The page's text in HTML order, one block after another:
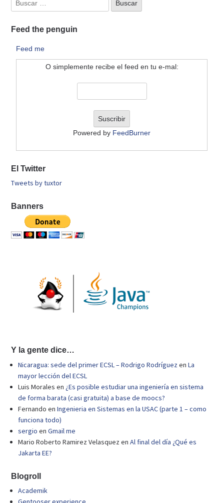
Feed the penguin
Feed me
O simplemente recibe el feed en tu e-mal:
Powered by FeedBurner
El Twitter
Tweets by tuxtor
Banners
Y la gente dice…
Nicaragua: sede del primer ECSL – Rodrigo RodríguezenLa
mayor lección del ECSL
Luis Morales en ¿Es posible estudiar una ingeniería en sistema
de forma barata (casi gratuita) a base de moocs?
Fernando enIngenieria en Sistemas en la USAC (parte 1 – como
funciona todo)
sergio enGmail me
Mario Roberto Ramirez VelasquezenAl final del día ¿Qué es
Jakarta EE?
Blogroll
Academik